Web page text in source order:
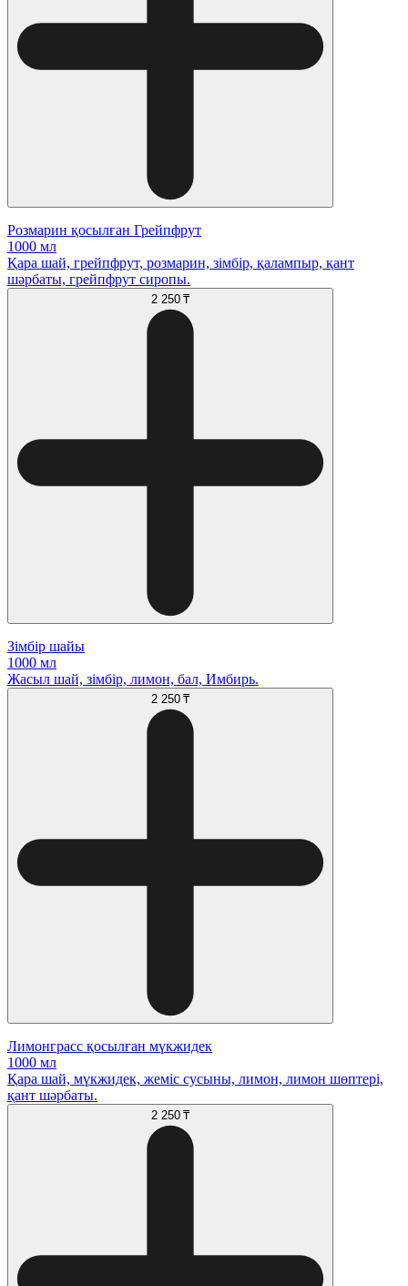
Розмарин қосылған Грейпфрут
1000 мл
Қара шай, грейпфрут, розмарин, зімбір, қалампыр, қант
шәрбаты, грейпфрут сиропы.
2 250 ₸
Зімбір шайы
1000 мл
Жасыл шай, зімбір, лимон, бал, Имбирь.
2 250 ₸
Лимонграсс қосылған мүкжидек
1000 мл
Қара шай, мүкжидек, жеміс сусыны, лимон, лимон шөптері,
қант шәрбаты.
2 250 ₸